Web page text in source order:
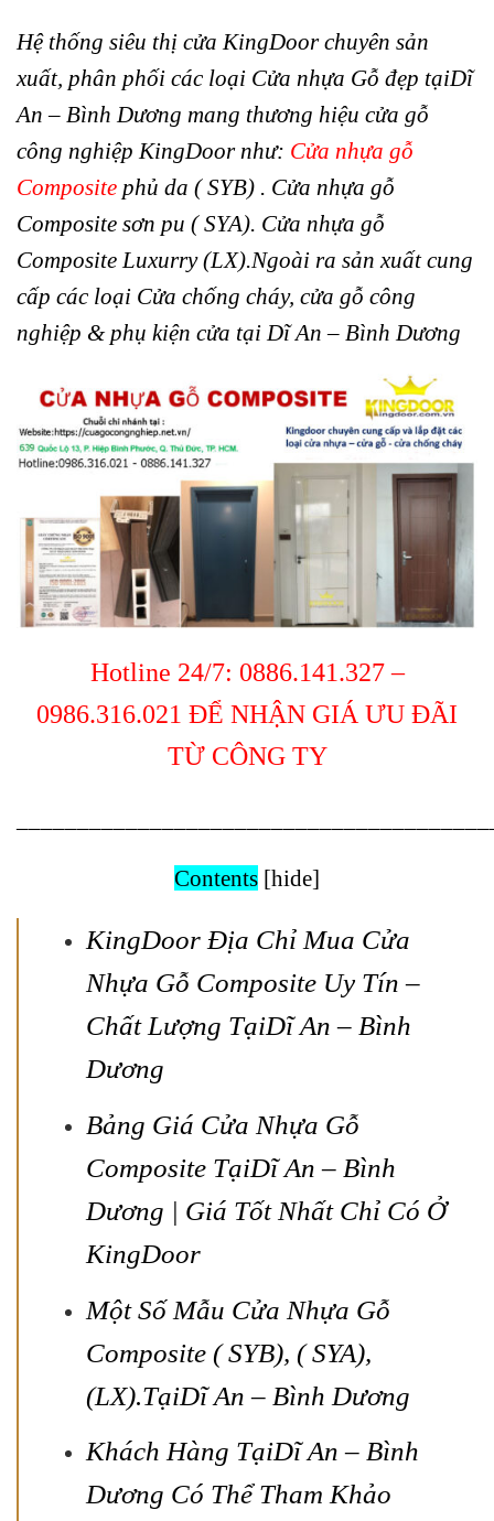
Hệ thống siêu thị cửa KingDoor chuyên sản
xuất, phân phối các loại Cửa nhựa Gỗ đẹp tạiDĩ
An – Bình Dương mang thương hiệu cửa gỗ
công nghiệp KingDoor như: Cửa nhựa gỗ
Composite phủ da ( SYB) . Cửa nhựa gỗ
Composite sơn pu ( SYA). Cửa nhựa gỗ
Composite Luxurry (LX).Ngoài ra sản xuất cung
cấp các loại Cửa chống cháy, cửa gỗ công
nghiệp & phụ kiện cửa tại Dĩ An – Bình Dương
Hotline 24/7: 0886.141.327 –
0986.316.021 ĐỂ NHẬN GIÁ ƯU ĐÃI
TỪ CÔNG TY
Contents [hide]
KingDoor Địa Chỉ Mua Cửa
Nhựa Gỗ CompositeUy Tín –
Chất Lượng TạiDĩ An – Bình
Dương
Bảng Giá Cửa Nhựa Gỗ
CompositeTạiDĩ An – Bình
Dương | Giá Tốt Nhất Chỉ Có Ở
KingDoor
Một Số Mẫu Cửa Nhựa Gỗ
Composite ( SYB), ( SYA),
(LX).TạiDĩ An – Bình Dương
Khách Hàng TạiDĩ An – Bình
Dương Có Thể Tham Khảo